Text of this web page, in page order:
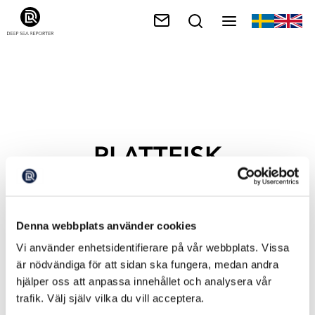
Denna webbplats använder cookies
Vi använder enhetsidentifierare på vår webbplats. Vissa
är nödvändiga för att sidan ska fungera, medan andra
hjälper oss att anpassa innehållet och analysera vår
trafik. Välj själv vilka du vill acceptera.
PLATTFISK